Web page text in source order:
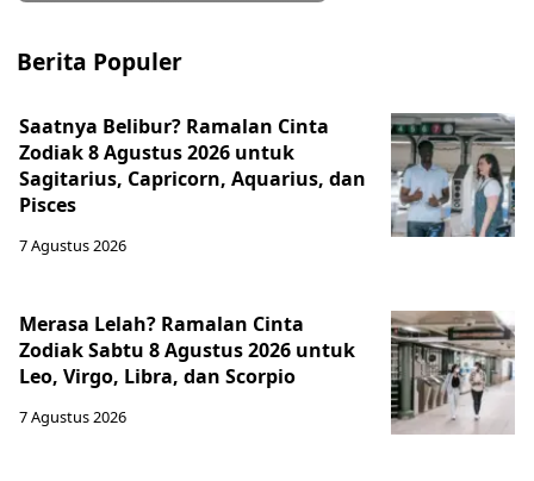
Berita Populer
Saatnya Belibur? Ramalan Cinta
Zodiak 8 Agustus 2026 untuk
Sagitarius, Capricorn, Aquarius, dan
Pisces
7 Agustus 2026
Merasa Lelah? Ramalan Cinta
Zodiak Sabtu 8 Agustus 2026 untuk
Leo, Virgo, Libra, dan Scorpio
7 Agustus 2026